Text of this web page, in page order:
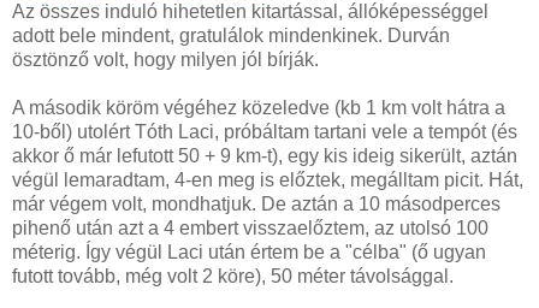
Az összes induló hihetetlen kitartással, állóképességgel
adott bele mindent, gratulálok mindenkinek. Durván
ösztönző volt, hogy milyen jól bírják.
A második köröm végéhez közeledve (kb 1 km volt hátra a
10-ből) utolért Tóth Laci, próbáltam tartani vele a tempót (és
akkor ő már lefutott 50 + 9 km-t), egy kis ideig sikerült, aztán
végül lemaradtam, 4-en meg is előztek, megálltam picit. Hát,
már végem volt, mondhatjuk. De aztán a 10 másodperces
pihenő után azt a 4 embert visszaelőztem, az utolsó 100
méterig. Így végül Laci után értem be a "célba" (ő ugyan
futott tovább, még volt 2 köre), 50 méter távolsággal.